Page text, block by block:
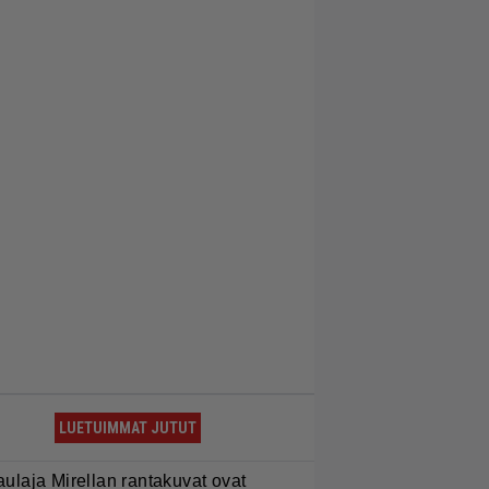
LUETUIMMAT JUTUT
Mirellan rantakuvat ovat